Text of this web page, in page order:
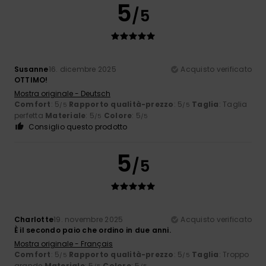
5/5
Susanne16. dicembre 2025
Acquisto verificato
OTTIMO!
Mostra originale - Deutsch
Comfort: 5/5 Rapporto qualità-prezzo: 5/5 Taglia: Taglia
perfetta Materiale: 5/5 Colore: 5/5
Consiglio questo prodotto
5/5
Charlotte19. novembre 2025
Acquisto verificato
È il secondo paio che ordino in due anni.
Mostra originale - Français
Comfort: 5/5 Rapporto qualità-prezzo: 5/5 Taglia: Troppo